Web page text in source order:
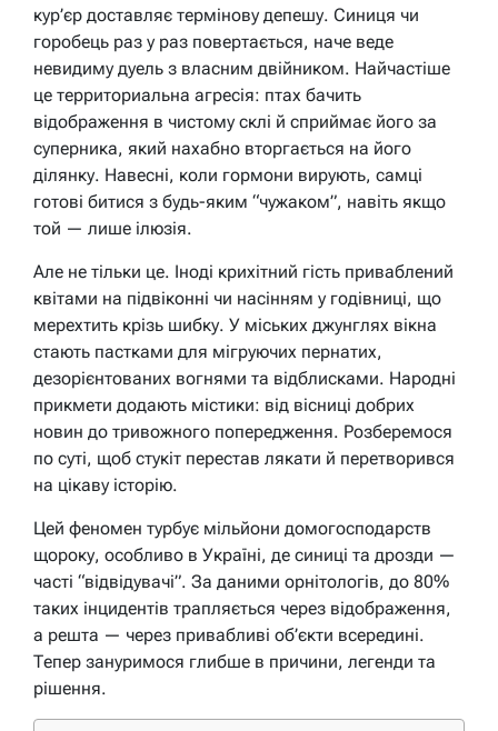
кур’єр доставляє термінову депешу. Синиця чи
горобець раз у раз повертається, наче веде
невидиму дуель з власним двійником. Найчастіше
це территориальна агресія: птах бачить
відображення в чистому склі й сприймає його за
суперника, який нахабно вторгається на його
ділянку. Навесні, коли гормони вирують, самці
готові битися з будь-яким “чужаком”, навіть якщо
той — лише ілюзія.
Але не тільки це. Іноді крихітний гість приваблений
квітами на підвіконні чи насінням у годівниці, що
мерехтить крізь шибку. У міських джунглях вікна
стають пастками для мігруючих пернатих,
дезорієнтованих вогнями та відблисками. Народні
прикмети додають містики: від вісниці добрих
новин до тривожного попередження. Розберемося
по суті, щоб стукіт перестав лякати й перетворився
на цікаву історію.
Цей феномен турбує мільйони домогосподарств
щороку, особливо в Україні, де синиці та дрозди —
часті “відвідувачі”. За даними орнітологів, до 80%
таких інцидентів трапляється через відображення,
а решта — через привабливі об’єкти всередині.
Тепер зануримося глибше в причини, легенди та
рішення.